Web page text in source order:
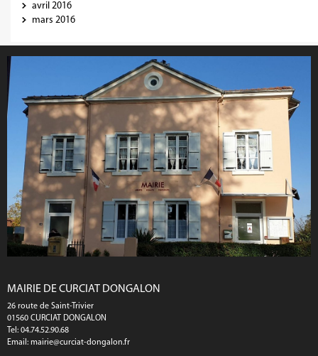
avril 2016
mars 2016
MAIRIE DE CURCIAT DONGALON
26 route de Saint-Trivier
01560 CURCIAT DONGALON
Tel: 04.74.52.90.68
Email: mairie@curciat-dongalon.fr